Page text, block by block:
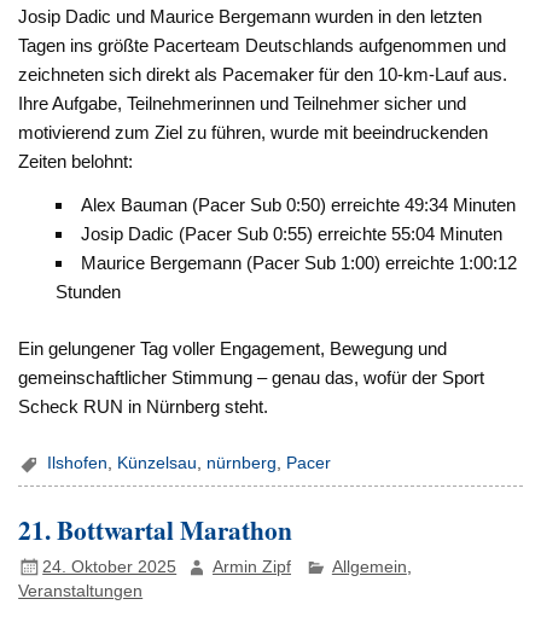
Josip Dadic und Maurice Bergemann wurden in den letzten
Tagen ins größte Pacerteam Deutschlands aufgenommen und
zeichneten sich direkt als Pacemaker für den 10-km-Lauf aus.
Ihre Aufgabe, Teilnehmerinnen und Teilnehmer sicher und
motivierend zum Ziel zu führen, wurde mit beeindruckenden
Zeiten belohnt:
Alex Bauman (Pacer Sub 0:50) erreichte 49:34 Minuten
Josip Dadic (Pacer Sub 0:55) erreichte 55:04 Minuten
Maurice Bergemann (Pacer Sub 1:00) erreichte 1:00:12
Stunden
Ein gelungener Tag voller Engagement, Bewegung und
gemeinschaftlicher Stimmung – genau das, wofür der Sport
Scheck RUN in Nürnberg steht.
Ilshofen Künzelsau nürnberg Pacer
21. Bottwartal Marathon
24. Oktober 2025 Armin Zipf Allgemein
Veranstaltungen